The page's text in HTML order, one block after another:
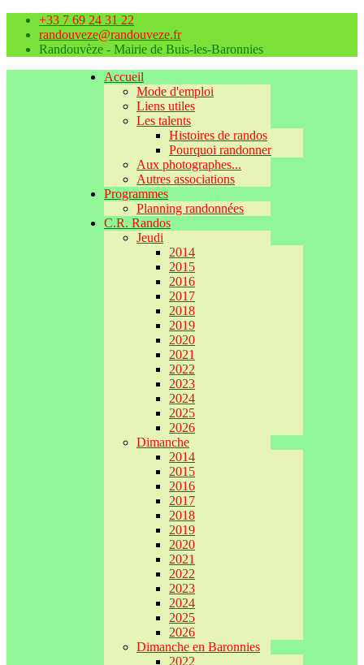
+33 7 69 24 31 22
randouveze@randouveze.fr
Randouvèze - Mairie de Buis-les-Baronnies
Accueil
Mode d'emploi
Liens utiles
Les talents
Histoires de randos
Pourquoi randonner
Aux photographes...
Autres associations
Programmes
Planning randonnées
C.R. Randos
Jeudi
2014
2015
2016
2017
2018
2019
2020
2021
2022
2023
2024
2025
2026
Dimanche
2014
2015
2016
2017
2018
2019
2020
2021
2022
2023
2024
2025
2026
Dimanche en Baronnies
2022